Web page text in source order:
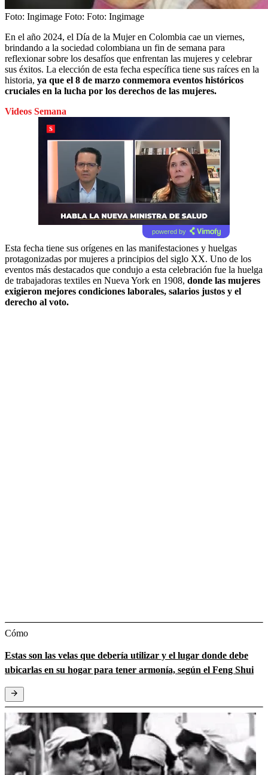
Foto: Ingimage Foto: Foto: Ingimage
En el año 2024, el Día de la Mujer en Colombia cae un viernes,
brindando a la sociedad colombiana un fin de semana para
reflexionar sobre los desafíos que enfrentan las mujeres y celebrar
sus éxitos. La elección de esta fecha específica tiene sus raíces en la
historia, ya que el 8 de marzo conmemora eventos históricos
cruciales en la lucha por los derechos de las mujeres.
Videos Semana
powered by
Esta fecha tiene sus orígenes en las manifestaciones y huelgas
protagonizadas por mujeres a principios del siglo XX. Uno de los
eventos más destacados que condujo a esta celebración fue la huelga
de trabajadoras textiles en Nueva York en 1908, donde las mujeres
exigieron mejores condiciones laborales, salarios justos y el
derecho al voto.
Cómo
Estas son las velas que debería utilizar y el lugar donde debe
ubicarlas en su hogar para tener armonía, según el Feng Shui